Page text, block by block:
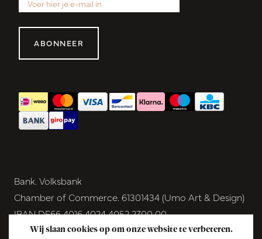
ABONNEER
Bank. Volksbank
Chamber of Commerce. 61301434 (Umo Art & Design)
IBAN DE66 4016 4024 4052 2700 00
BIC GENODEM1GRN
Wij slaan cookies op om onze website te verbeteren.